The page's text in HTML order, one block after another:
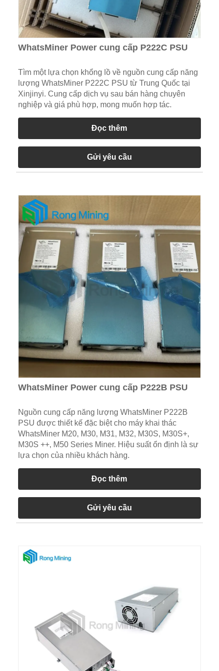
WhatsMiner Power cung cấp P222C PSU
Tìm một lựa chọn khổng lồ về nguồn cung cấp năng
lượng WhatsMiner P222C PSU từ Trung Quốc tại
Xinjinyi. Cung cấp dịch vụ sau bán hàng chuyên
nghiệp và giá phù hợp, mong muốn hợp tác.
Đọc thêm
Gửi yêu cầu
WhatsMiner Power cung cấp P222B PSU
Nguồn cung cấp năng lượng WhatsMiner P222B
PSU được thiết kế đặc biệt cho máy khai thác
WhatsMiner M20, M30, M31, M32, M30S, M30S+,
M30S ++, M50 Series Miner. Hiệu suất ổn định là sự
lựa chọn của nhiều khách hàng.
Đọc thêm
Gửi yêu cầu